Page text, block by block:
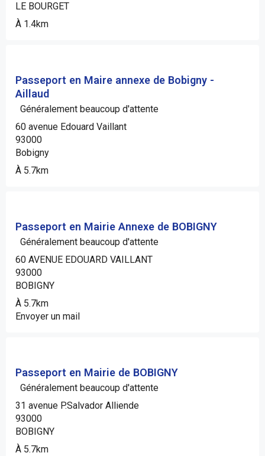
LE BOURGET
À 1.4km
Passeport en Maire annexe de Bobigny -
Aillaud
Généralement beaucoup d'attente
60 avenue Edouard Vaillant
93000
Bobigny
À 5.7km
Passeport en Mairie Annexe de BOBIGNY
Généralement beaucoup d'attente
60 AVENUE EDOUARD VAILLANT
93000
BOBIGNY
À 5.7km
Envoyer un mail
Passeport en Mairie de BOBIGNY
Généralement beaucoup d'attente
31 avenue P.Salvador Alliende
93000
BOBIGNY
À 5.7km